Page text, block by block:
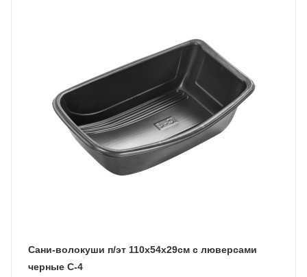
Сани-волокуши п/эт 110х54х29см с люверсами
черные С-4